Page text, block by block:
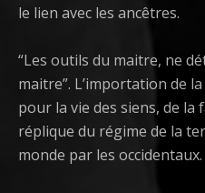
le lien avec les ancêtres.
“Les outils du maitre, ne
maitre”. L’importation de
pour la vie des siens, de
réplique du régime de la
monde par les occidentaux.